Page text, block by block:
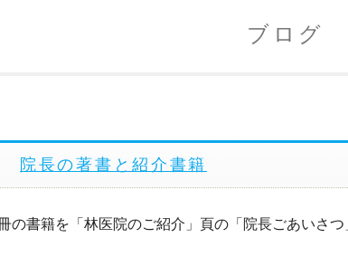
ブログ
院長の著書と紹介書籍
の書籍を「林医院のご紹介」頁の「院長ごあいさ